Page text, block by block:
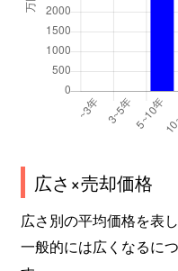
広さ×売却価格
広さ別の平均価格を表
一般的には広くなるに